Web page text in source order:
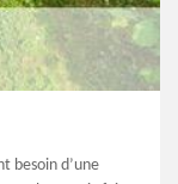
besoin d’une